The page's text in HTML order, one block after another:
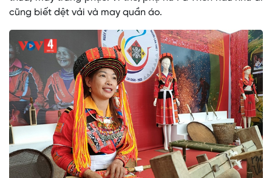
cũng biết dệt vải và may quần áo.